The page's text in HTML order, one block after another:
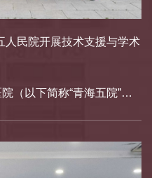
人民院开展技术支援与学术
7月11日，应青海省第五人民医院（以下简称“青海五院”）的邀请，...